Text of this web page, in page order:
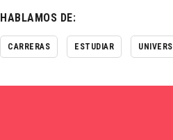
HABLAMOS DE:
CARRERAS ESTUDIAR